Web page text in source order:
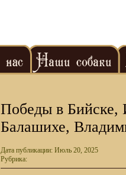
Победы в Бийске,
Балашихе,
Дата публикации: Июль 20, 2025
Рубрика: